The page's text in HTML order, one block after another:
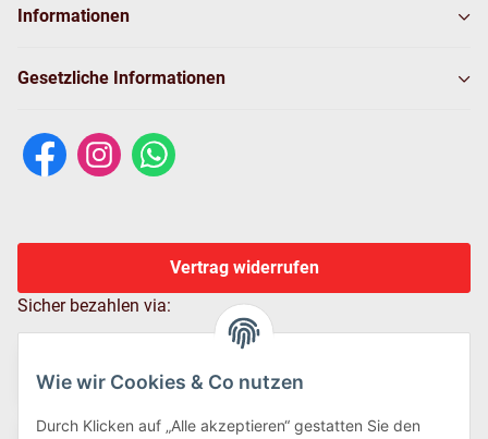
Wie wir Cookies & Co nutzen
Durch Klicken auf „Alle akzeptieren“ gestatten Sie den
Informationen
Gesetzliche Informationen
Vertrag widerrufen
Sicher bezahlen via: